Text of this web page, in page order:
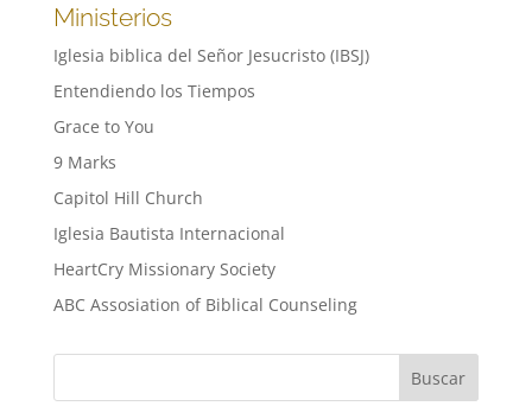
Ministerios
Iglesia biblica del Señor Jesucristo (IBSJ)
Entendiendo los Tiempos
Grace to You
9 Marks
Capitol Hill Church
Iglesia Bautista Internacional
HeartCry Missionary Society
ABC Assosiation of Biblical Counseling